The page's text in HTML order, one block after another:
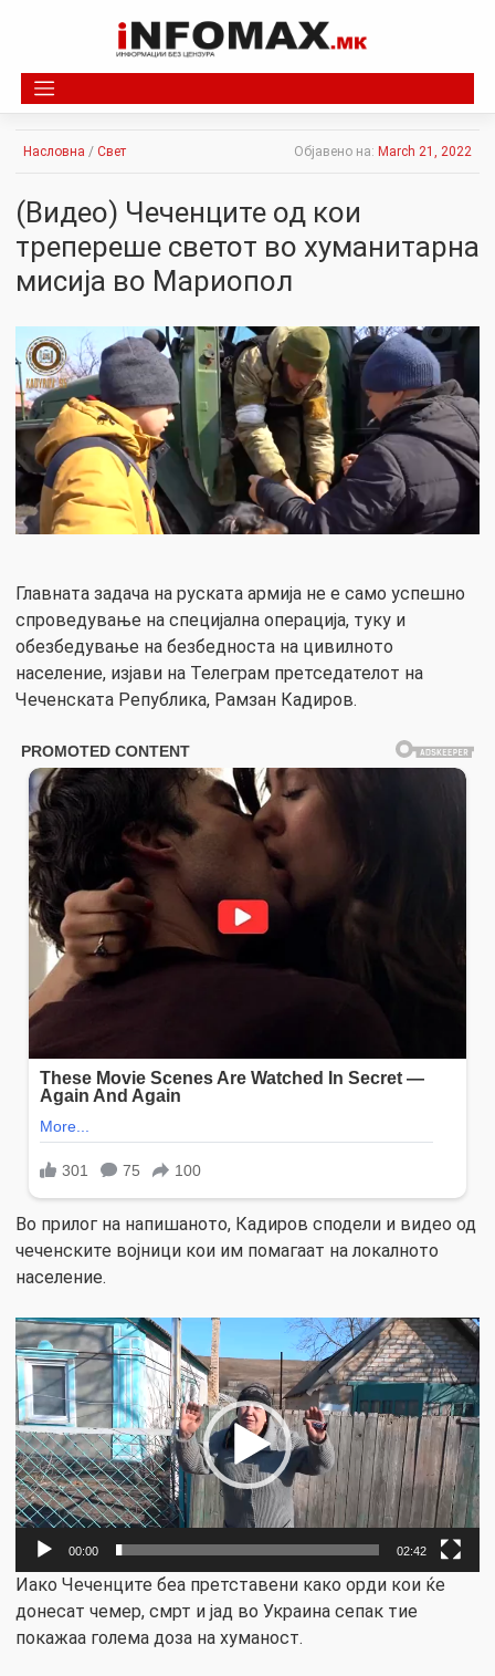
Насловна / Свет Објавено на: March 21, 2022
(Видео) Чеченците од кои
трепереше светот во хуманитарна
мисија во Мариопол
Главната задача на рускaта армија не е само успешно
спроведување на специјална операција, туку и
обезбедување на безбедноста на цивилното
население, изјави на Телеграм претседателот на
Чеченската Република, Рамзан Кадиров.
Во прилог на напишаното, Кадиров сподели и видео од
чеченските војници кои им помагаат на локалното
население.
Video
Player
00:00 02:42
Иако Чеченците беа претставени како орди кои ќе
донесат чемер, смрт и јад во Украина сепак тие
покажаа голема доза на хуманост.